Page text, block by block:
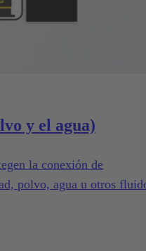
y el agua)
la conexión de
polvo, agua u otros